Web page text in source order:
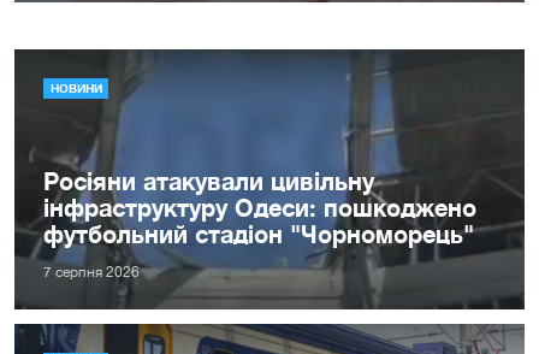
НОВИНИ
Росіяни атакували цивільну
інфраструктуру Одеси: пошкоджено
футбольний стадіон "Чорноморець"
7 серпня 2026